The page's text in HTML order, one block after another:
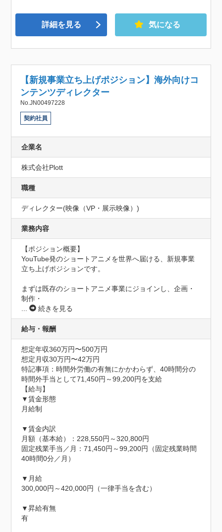
詳細を見る 気になる
【新規事業立ち上げポジション】海外向けコ
ンテンツディレクター
No.JN00497228
契約社員
企業名
株式会社Plott
職種
ディレクター(映像（VP・展示映像）)
業務内容
【ポジション概要】
YouTube発のショートアニメを世界へ届ける、新規事業
立ち上げポジションです。
まずは既存のショートアニメ事業にジョインし、企画・
制作・
...
続きを見る
給与・報酬
想定年収360万円〜500万円
想定月収30万円〜42万円
特記事項：時間外労働の有無にかかわらず、40時間分の
時間外手当として71,450円～99,200円を支給
【給与】
▼賃金形態
月給制
▼賃金内訳
月額（基本給）：228,550円～320,800円
固定残業手当／月：71,450円～99,200円（固定残業時間
40時間0分／月）
▼月給
300,000円～420,000円（一律手当を含む）
▼昇給有無
有